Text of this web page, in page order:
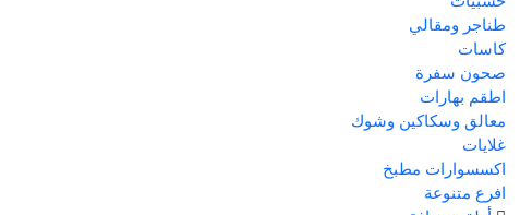
طناجر ومقالي
كاسات
صحون سفرة
اطقم بهارات
معالق وسكاكين وشوك
غلايات
اكسسوارات مطبخ
افرع متنوعة